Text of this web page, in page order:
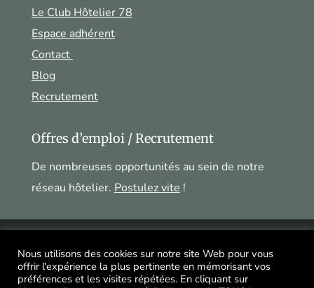
Le Club Hôtelier 78
Espace adhérent
Contact
Blog
Recrutement
Offres d’emploi / Recrutement
De nombreuses opportunités au sein de notre
réseau hôtelier. Postulez vite !
© Agence YOOU Digitale
Nous utilisons des cookies sur notre site Web pour vous
offrir l'expérience la plus pertinente en mémorisant vos
préférences et les visites répétées. En cliquant sur